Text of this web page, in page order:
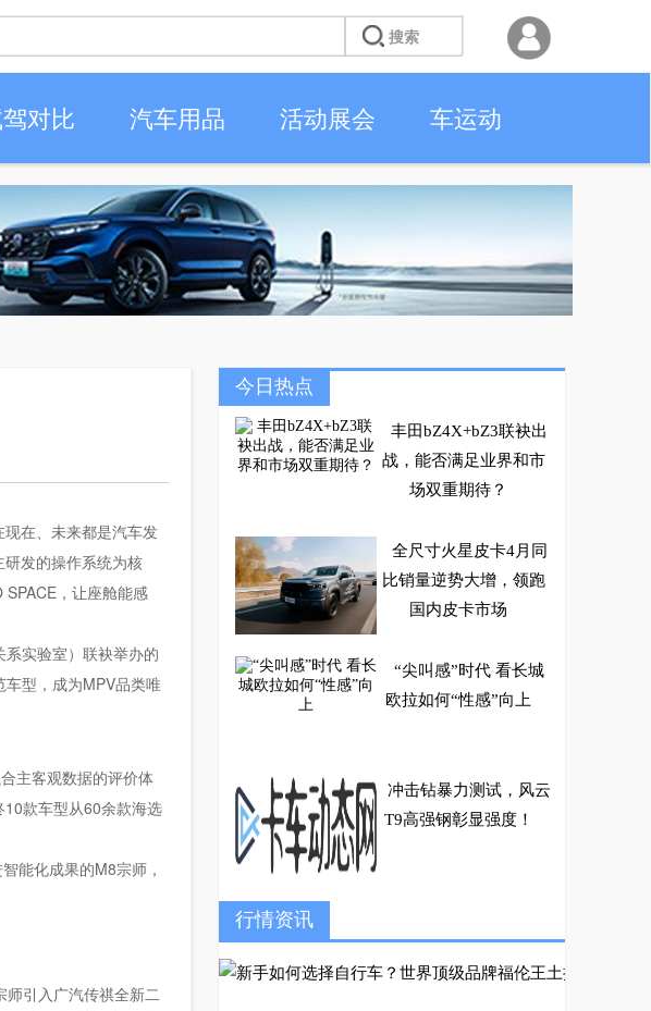
对比 汽车用品 活动展会 车运动
在、未来都是汽车发
发的操作系统为核
，让座舱能感
实验室）联袂举办的
车型，成为MPV品类唯
主客观数据的评价体
款车型从60余款海选
能化成果的M8宗师，
引入广汽传祺全新二
今日热点
丰田bZ4X+bZ3联袂出
战，能否满足业界和市
场双重期待？
全尺寸火星皮卡4月同
比销量逆势大增，领跑
国内皮卡市场
“尖叫感”时代 看长城
欧拉如何“性感”向上
冲击钻暴力测试，风云
T9高强钢彰显强度！
代？智能配置、强劲动
力、提升用户价值才是
行情资讯